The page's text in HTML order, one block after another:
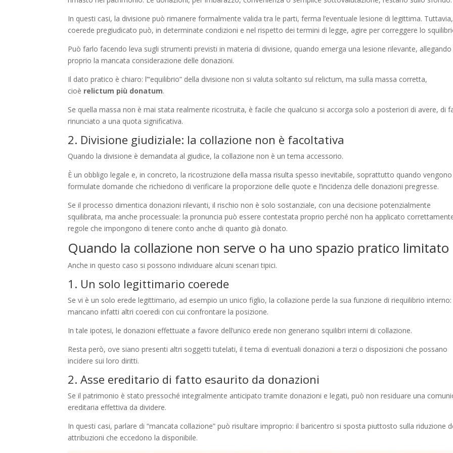
In questi casi, la divisione può rimanere formalmente valida tra le parti, ferma l’eventuale lesione di legittima.
coerede pregiudicato può, in determinate condizioni e nel rispetto dei termini di legge, agire per correggere lo
Può farlo facendo leva sugli strumenti previsti in materia di divisione, quando emerga una lesione rilevante, allegando
proprio la mancata considerazione delle donazioni.
Il dato pratico è chiaro: l’“equilibrio” della divisione non si valuta soltanto sul relictum, ma sulla massa corretta,
cioè relictum più donatum.
Se quella massa non è mai stata realmente ricostruita, è facile che qualcuno si accorga solo a posteriori di avere, di
rinunciato a una quota significativa.
2. Divisione giudiziale: la collazione non è facoltativa
Quando la divisione è demandata al giudice, la collazione non è un tema accessorio.
È un obbligo legale e, in concreto, la ricostruzione della massa risulta spesso inevitabile, soprattutto quando vengono
formulate domande che richiedono di verificare la proporzione delle quote e l’incidenza delle donazioni pregresse.
Se il processo dimentica donazioni rilevanti, il rischio non è solo sostanziale, con una decisione potenzialmente
squilibrata, ma anche processuale: la pronuncia può essere contestata proprio perché non ha applicato
regole che impongono di tenere conto anche di quanto già donato.
Quando la collazione non serve o ha uno spazio pratico limitato
Anche in questo caso si possono individuare alcuni scenari tipici.
1. Un solo legittimario coerede
Se vi è un solo erede legittimario, ad esempio un unico figlio, la collazione perde la sua funzione di riequilibrio interno:
mancano infatti altri coeredi con cui confrontare la posizione.
In tale ipotesi, le donazioni effettuate a favore dell’unico erede non generano squilibri interni di collazione.
Resta però, ove siano presenti altri soggetti tutelati, il tema di eventuali donazioni a terzi o disposizioni che possano
incidere sui loro diritti.
2. Asse ereditario di fatto esaurito da donazioni
Se il patrimonio è stato pressoché integralmente anticipato tramite donazioni e legati, può non residuare una
ereditaria effettiva da dividere.
In questi casi, parlare di “mancata collazione” può risultare improprio: il baricentro si sposta piuttosto sulla riduzione
attribuzioni che eccedono la disponibile.